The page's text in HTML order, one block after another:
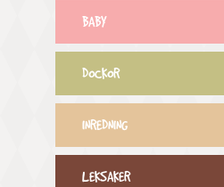
BABY
DOCKOR
INREDNING
LEKSAKER